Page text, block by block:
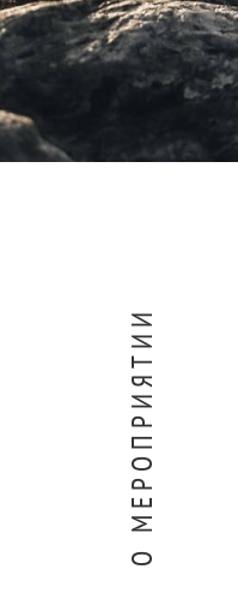
О МЕРОПРИЯТИИ